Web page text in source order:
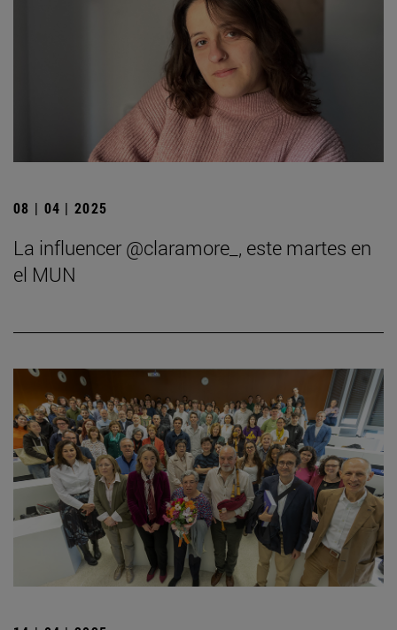
08 | 04 | 2025
La influencer @claramore_, este martes en
el MUN